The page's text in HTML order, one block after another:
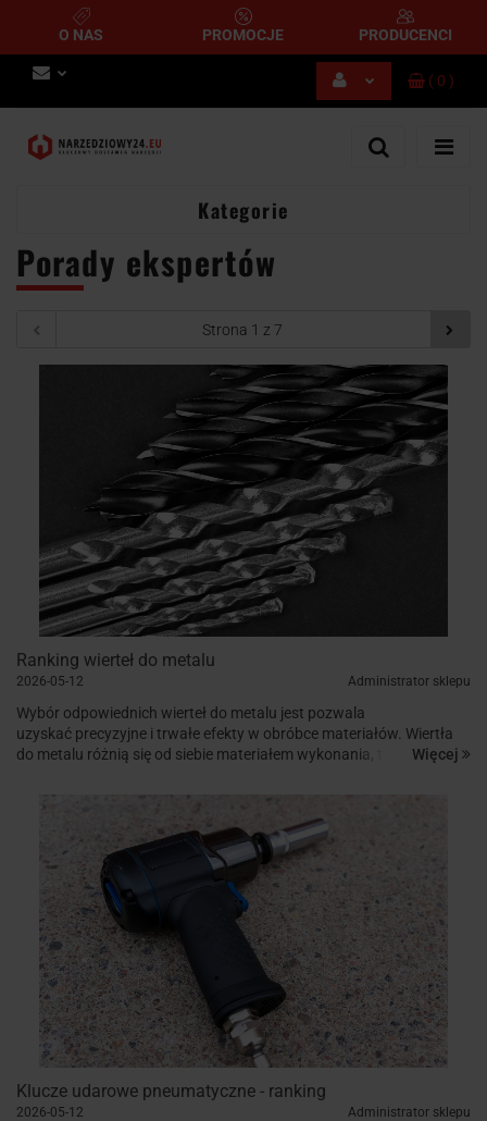
O NAS PROMOCJE PRODUCENCI
( 0 )
Kategorie
Porady ekspertów
Ranking wierteł do metalu
2026-05-12 Administrator sklepu
Wybór odpowiednich wierteł do metalu jest pozwala
uzyskać precyzyjne i trwałe efekty w obróbce materiałów. Wiertła
do metalu różnią się od siebie materiałem wykonania, twardością,
Więcej
Klucze udarowe pneumatyczne - ranking
2026-05-12 Administrator sklepu